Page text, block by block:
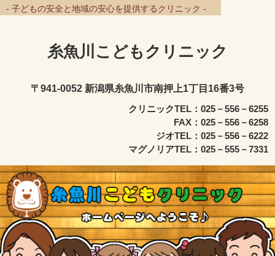
- 子どもの安全と地域の安心を提供するクリニック -
糸魚川こどもクリニック
〒941-0052 新潟県糸魚川市南押上1丁目16番3号
クリニックTEL：025－556－6255
FAX：025－556－6258
ジオTEL：025－556－6222
マグノリアTEL：025－555－7331